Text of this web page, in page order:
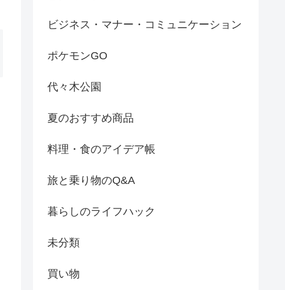
ビジネス・マナー・コミュニケーション
ポケモンGO
代々木公園
夏のおすすめ商品
料理・食のアイデア帳
旅と乗り物のQ&A
暮らしのライフハック
未分類
買い物